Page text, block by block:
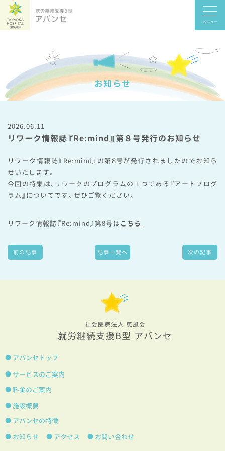
メニュー
お知らせ
2026.06.11
リワーク情報誌『Re:mind』第８号発行のお知らせ
リワーク情報誌『Re:mind』の第8号が発行されましたのでお知ら
せいたします。
今回の特集は、リワークのプログラムの１つである『アートプログ
ラム』についてです。ぜひご覧ください。
リワーク情報誌『Re:mind』第8号は こちら
前の記事 次の記事
記事一覧へ
社会医療法人 恵風会
就労継続支援B型 アバンセ
アバンセトップ
サービスのご案内
料金のご案内
施設概要
アバンセの特徴
お知らせ
アクセス お問い合わせ